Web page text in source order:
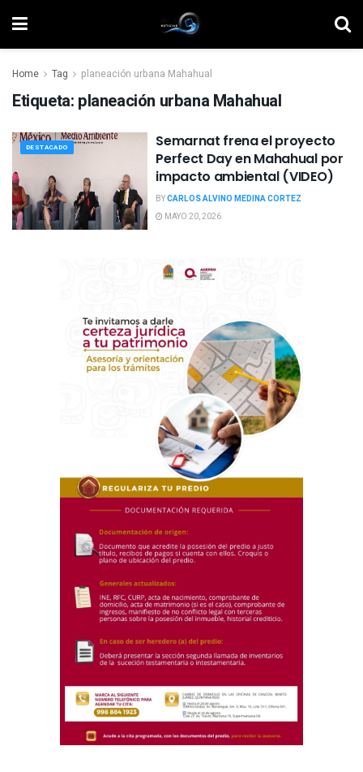
Home Tag planeación urbana Mahahual
Etiqueta: planeación urbana Mahahual
DESTACADO
Semarnat frena el proyecto
Perfect Day en Mahahual por
impacto ambiental (VIDEO)
BYCARLOS ALVINO MEDINA CORTEZ
MAYO 20, 2026